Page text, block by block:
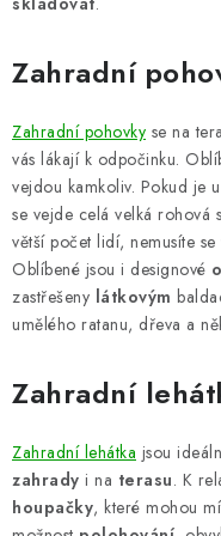
Zahradní
Zahradní pohovky se na
vás lákají k odpočinku.
vejdou kamkoliv. Pokud je
se vejde celá velká rohová
větší počet lidí, nemusíte se
Oblíbené jsou i designové
zastřešeny látkovým
umělého ratanu, dřeva a
Zahradní
Zahradní lehátka jsou
zahrady i na terasu. K
houpačky, které mohou